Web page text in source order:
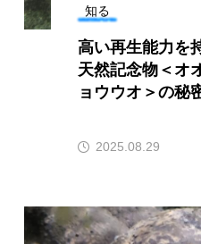
インドネシア
オオカミウオ
カイワリ
カワハギ
知る
高い再生能力を
天然記念物＜オ
ョウウオ＞の
2025.08.29